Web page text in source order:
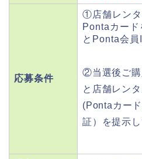
応募条件
①店舗レンタ
Pontaカード
とPonta会
②当選後ご購
と店舗レン
(Pontaカー
証）を提示